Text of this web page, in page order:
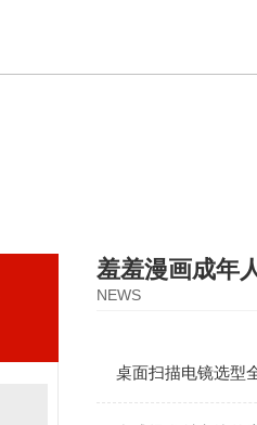
羞羞漫画成年
NEWS
桌面扫描电镜选型全